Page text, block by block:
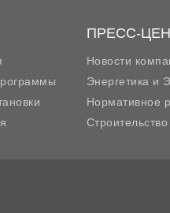
ПРЕСС-
Новости
Энергетика и
Нормативное